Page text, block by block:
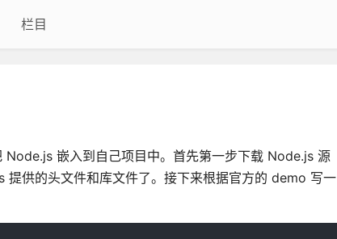
栏目
嵌入到自己项目中。首先第一步下载 Node.js 源
供的头文件和库文件了。接下来根据官方的 demo 写一